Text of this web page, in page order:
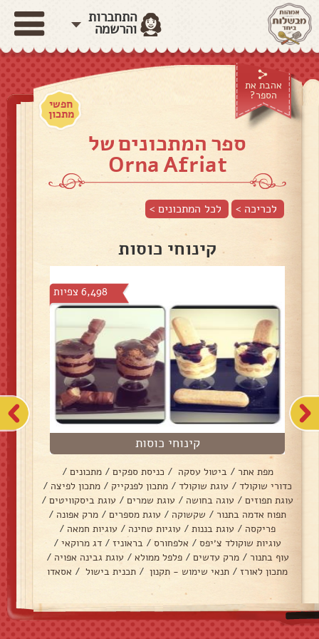
התחברות
והרשמה
אהבת את
הספר?
חפשי
מתכון
ספר המתכונים של
Orna Afriat
לכריכה > לכל המתכונים >
קינוחי כוסות
6,498 צפיות
קינוחי כוסות
מפת אתר / ביטול עסקה / כניסת ספקים / מתכונים /
כדורי שוקולד / עוגת שוקולד / מתכון לפנקייק / מתכון לפיצה /
עוגת תפוזים / עוגה בחושה / עוגת שמרים / עוגת ביסקוויטים /
תפוח אדמה בתנור / שקשוקה / עוגת מספרים / מרק אפונה /
פריקסה / עוגת בננות / עוגיות טחינה / עוגיות חמאה /
עוגיות שוקולד צ׳יפס / אלפחורס / בראוניז / דג מרוקאי /
עוף בתנור / מרק עדשים / פלפל ממולא / עוגת גבינה אפויה /
מתכון לאורז / תנאי שימוש - תקנון / תכנית בישול / אסאדו